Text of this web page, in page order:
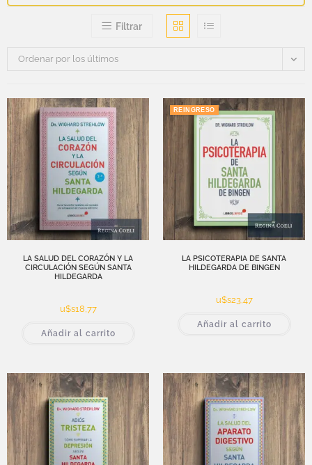
Filtrar
Ordenar por los últimos
LA SALUD DEL CORAZÓN Y LA
CIRCULACIÓN SEGÚN SANTA
HILDEGARDA
u$s18,77
Añadir al carrito
REINGRESO
LA PSICOTERAPIA DE SANTA
HILDEGARDA DE BINGEN
u$s23,47
Añadir al carrito